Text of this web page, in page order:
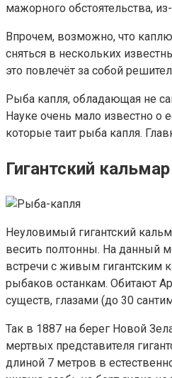
мажорного обстоятельства,
Впрочем, возможно, что
сняться в нескольких
это повлечёт за собой
Рыба капля, обладающая не
Науке очень мало известно о
которые таит рыба капля.
Гигантский
Неуловимый гигантский
весить полтонны. На данный
встречи с живым гигантским
рыбаков останкам. Обитают
существ, глазами (до 30
Так в 1887 на берег Новой
мертвых представителя
длиной 7 метров в